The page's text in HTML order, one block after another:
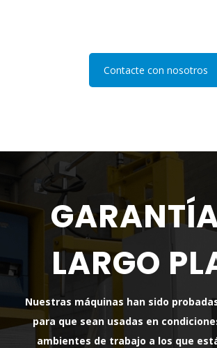
Contacte con nosotros
LARGO
Nuestras máquinas han sido
para que sean usadas en
ambientes de trabajo a los que